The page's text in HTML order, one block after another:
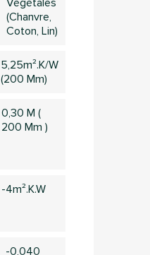
(chanvre,
Coton, Lin)
5,25m².k/w
(200 Mm)
0,30 M (
200 Mm )
-4m².K.W
-0,040